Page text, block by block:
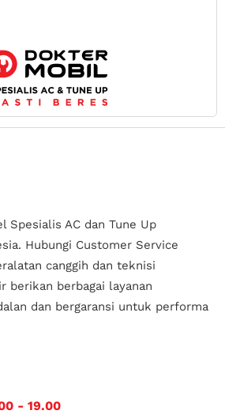
Spesialis AC dan Tune Up
Hubungi Customer Service
canggih dan teknisi
berikan berbagai layanan
dan bergaransi untuk performa
- 19.00